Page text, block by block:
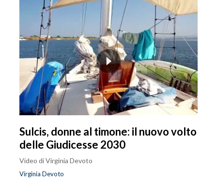
Sulcis, donne al timone: il nuovo volto
delle Giudicesse 2030
Video di Virginia Devoto
Virginia Devoto